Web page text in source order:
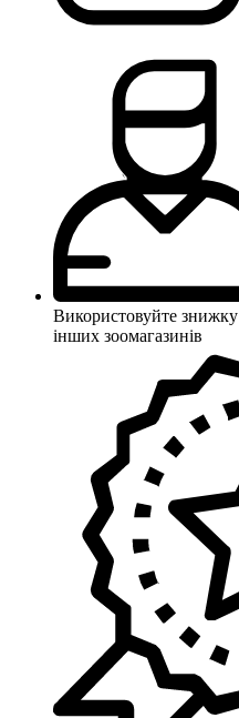
Використовуйте знижку
інших зоомагазинів